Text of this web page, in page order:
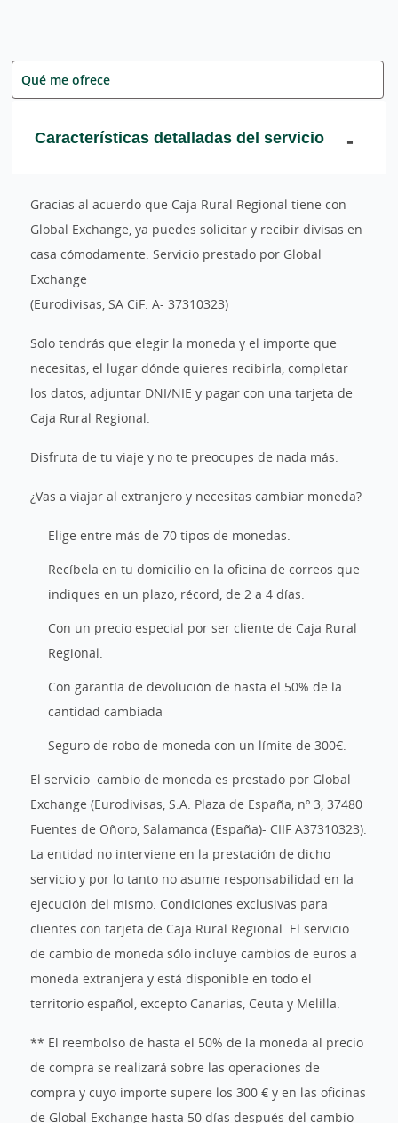
Qué me ofrece
Características detalladas del servicio
Gracias al acuerdo que Caja Rural Regional tiene con
Global Exchange, ya puedes solicitar y recibir divisas en
casa cómodamente. Servicio prestado por Global
Exchange
(Eurodivisas, SA CiF: A- 37310323)
Solo tendrás que elegir la moneda y el importe que
necesitas, el lugar dónde quieres recibirla, completar
los datos, adjuntar DNI/NIE y pagar con una tarjeta de
Caja Rural Regional.
Disfruta de tu viaje y no te preocupes de nada más.
¿Vas a viajar al extranjero y necesitas cambiar moneda?
Elige entre más de 70 tipos de monedas.
Recíbela en tu domicilio en la oficina de correos que
indiques en un plazo, récord, de 2 a 4 días.
Con un precio especial por ser cliente de Caja Rural
Regional.
Con garantía de devolución de hasta el 50% de la
cantidad cambiada
Seguro de robo de moneda con un límite de 300€.
El servicio cambio de moneda es prestado por Global
Exchange (Eurodivisas, S.A. Plaza de España, nº 3, 37480
Fuentes de Oñoro, Salamanca (España)- CIIF A37310323).
La entidad no interviene en la prestación de dicho
servicio y por lo tanto no asume responsabilidad en la
ejecución del mismo. Condiciones exclusivas para
clientes con tarjeta de Caja Rural Regional. El servicio
de cambio de moneda sólo incluye cambios de euros a
moneda extranjera y está disponible en todo el
territorio español, excepto Canarias, Ceuta y Melilla.
** El reembolso de hasta el 50% de la moneda al precio
de compra se realizará sobre las operaciones de
compra y cuyo importe supere los 300 € y en las oficinas
de Global Exchange hasta 50 días después del cambio